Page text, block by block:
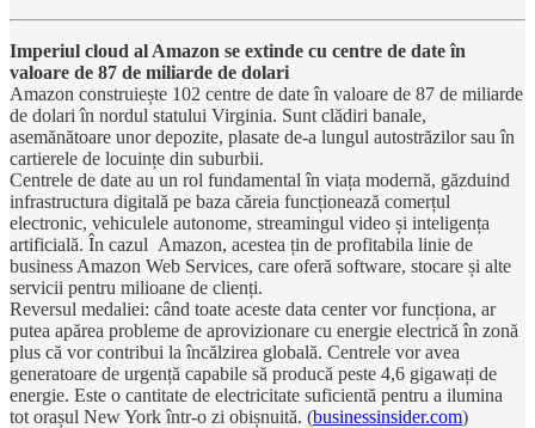
Imperiul cloud al Amazon se extinde cu centre de date în
valoare de 87 de miliarde de dolari
Amazon construiește 102 centre de date în valoare de 87 de miliarde
de dolari în nordul statului Virginia. Sunt clădiri banale,
asemănătoare unor depozite, plasate de-a lungul autostrăzilor sau în
cartierele de locuințe din suburbii.
Centrele de date au un rol fundamental în viața modernă, găzduind
infrastructura digitală pe baza căreia funcționează comerțul
electronic, vehiculele autonome, streamingul video și inteligența
artificială. În cazul Amazon, acestea țin de profitabila linie de
business Amazon Web Services, care oferă software, stocare și alte
servicii pentru milioane de clienți.
Reversul medaliei: când toate aceste data center vor funcționa, ar
putea apărea probleme de aprovizionare cu energie electrică în zonă
plus că vor contribui la încălzirea globală. Centrele vor avea
generatoare de urgență capabile să producă peste 4,6 gigawați de
energie. Este o cantitate de electricitate suficientă pentru a ilumina
tot orașul New York într-o zi obișnuită. (businessinsider.com)